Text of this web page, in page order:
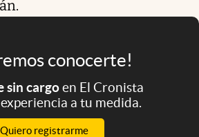
conocerte!
sin cargoen El Cronista
a tu medida.
Quiero registrarme